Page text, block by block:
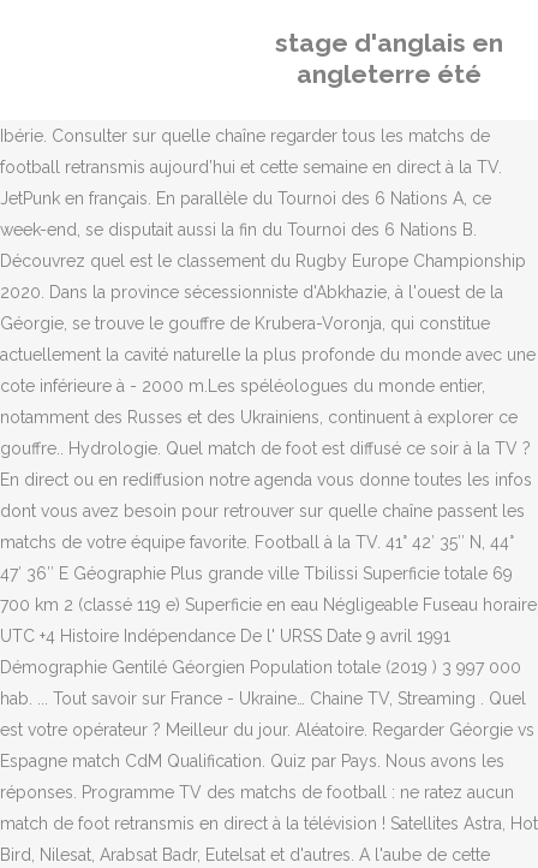
stage d'anglais en
angleterre été
Ibérie. Consulter sur quelle chaîne regarder tous les matchs de
football retransmis aujourd’hui et cette semaine en direct à la TV.
JetPunk en français. En parallèle du Tournoi des 6 Nations A, ce
week-end, se disputait aussi la fin du Tournoi des 6 Nations B.
Découvrez quel est le classement du Rugby Europe Championship
2020. Dans la province sécessionniste d'Abkhazie, à l'ouest de la
Géorgie, se trouve le gouffre de Krubera-Voronja, qui constitue
actuellement la cavité naturelle la plus profonde du monde avec une
cote inférieure à - 2000 m.Les spéléologues du monde entier,
notamment des Russes et des Ukrainiens, continuent à explorer ce
gouffre.. Hydrologie. Quel match de foot est diffusé ce soir à la TV ?
En direct ou en rediffusion notre agenda vous donne toutes les infos
dont vous avez besoin pour retrouver sur quelle chaîne passent les
matchs de votre équipe favorite. Football à la TV. 41° 42′ 35″ N, 44°
47′ 36″ E Géographie Plus grande ville Tbilissi Superficie totale 69
700 km 2 (classé 119 e) Superficie en eau Négligeable Fuseau horaire
UTC +4 Histoire Indépendance De l' URSS Date 9 avril 1991
Démographie Gentilé Géorgien Population totale (2019 ) 3 997 000
hab. ... Tout savoir sur France - Ukraine… Chaine TV, Streaming . Quel
est votre opérateur ? Meilleur du jour. Aléatoire. Regarder Géorgie vs
Espagne match CdM Qualification. Quiz par Pays. Nous avons les
réponses. Programme TV des matchs de football : ne ratez aucun
match de foot retransmis en direct à la télévision ! Satellites Astra, Hot
Bird, Nilesat, Arabsat Badr, Eutelsat et d'autres. A l'aube de cette